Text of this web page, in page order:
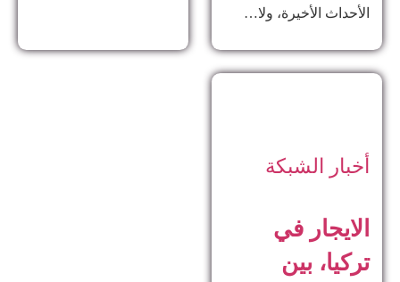
الأحداث الأخيرة، ولا…
أخبار الشبكة
الايجار في
تركيا، بين